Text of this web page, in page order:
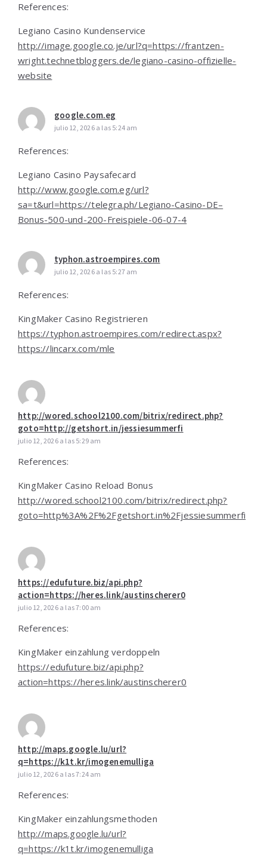
References:
Legiano Casino Kundenservice
http://image.google.co.je/url?q=https://frantzen-
wright.technetbloggers.de/legiano-casino-offizielle-
website
google.com.eg
julio 12, 2026 a las 5:24 am
References:
Legiano Casino Paysafecard
http://www.google.com.eg/url?
sa=t&url=https://telegra.ph/Legiano-Casino-DE–
Bonus-500-und-200-Freispiele-06-07-4
typhon.astroempires.com
julio 12, 2026 a las 5:27 am
References:
KingMaker Casino Registrieren
https://typhon.astroempires.com/redirect.aspx?
https://lincarx.com/mle
http://wored.school2100.com/bitrix/redirect.php?
goto=http://getshort.in/jessiesummerfi
julio 12, 2026 a las 5:29 am
References:
KingMaker Casino Reload Bonus
http://wored.school2100.com/bitrix/redirect.php?
goto=http%3A%2F%2Fgetshort.in%2Fjessiesummerfi
https://edufuture.biz/api.php?
action=https://heres.link/austinscherer0
julio 12, 2026 a las 7:00 am
References:
KingMaker einzahlung verdoppeln
https://edufuture.biz/api.php?
action=https://heres.link/austinscherer0
http://maps.google.lu/url?
q=https://k1t.kr/imogenemulliga
julio 12, 2026 a las 7:24 am
References:
KingMaker einzahlungsmethoden
http://maps.google.lu/url?
q=https://k1t.kr/imogenemulliga